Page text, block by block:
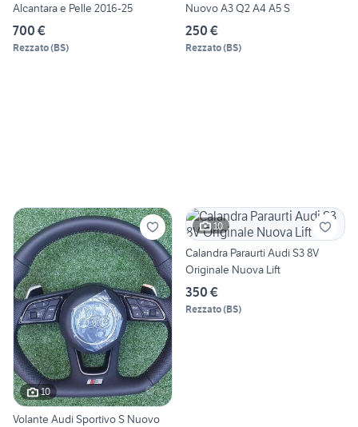
Alcantara e Pelle 2016-25
700 €
Rezzato(BS)
Nuovo A3 Q2 A4 A5 S
250 €
Rezzato(BS)
10
Volante Audi Sportivo S Nuovo
10
Calandra Paraurti Audi S3 8V
Originale Nuova Lift
350 €
Rezzato(BS)